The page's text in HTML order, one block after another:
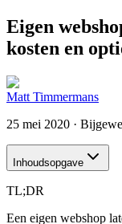
Eigen
kosten en
Matt Timmermans
25 mei 2020 ·
Inhoudsopgave
TL;DR
Een eigen webshop